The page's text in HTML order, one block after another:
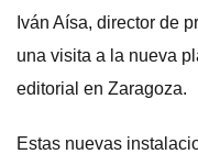
Iván Aísa, director de
una visita a la nueva
editorial en Zaragoza.
Estas nuevas